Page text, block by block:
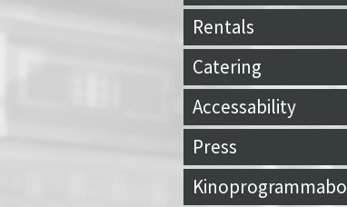
Rentals
Catering
Accessability
Press
Kinoprogrammabo